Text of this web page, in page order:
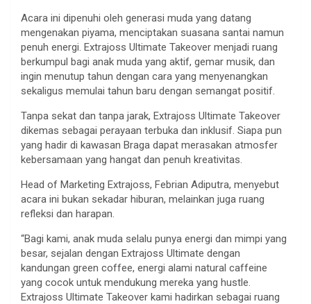
Acara ini dipenuhi oleh generasi muda yang datang
mengenakan piyama, menciptakan suasana santai namun
penuh energi. Extrajoss Ultimate Takeover menjadi ruang
berkumpul bagi anak muda yang aktif, gemar musik, dan
ingin menutup tahun dengan cara yang menyenangkan
sekaligus memulai tahun baru dengan semangat positif.
Tanpa sekat dan tanpa jarak, Extrajoss Ultimate Takeover
dikemas sebagai perayaan terbuka dan inklusif. Siapa pun
yang hadir di kawasan Braga dapat merasakan atmosfer
kebersamaan yang hangat dan penuh kreativitas.
Head of Marketing Extrajoss, Febrian Adiputra, menyebut
acara ini bukan sekadar hiburan, melainkan juga ruang
refleksi dan harapan.
“Bagi kami, anak muda selalu punya energi dan mimpi yang
besar, sejalan dengan Extrajoss Ultimate dengan
kandungan green coffee, energi alami natural caffeine
yang cocok untuk mendukung mereka yang hustle.
Extrajoss Ultimate Takeover kami hadirkan sebagai ruang